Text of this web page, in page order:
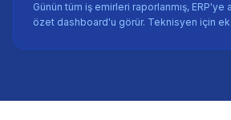
Günün tüm iş emirleri raporlanmış, ERP'ye
özet dashboard'u görür. Teknisyen için